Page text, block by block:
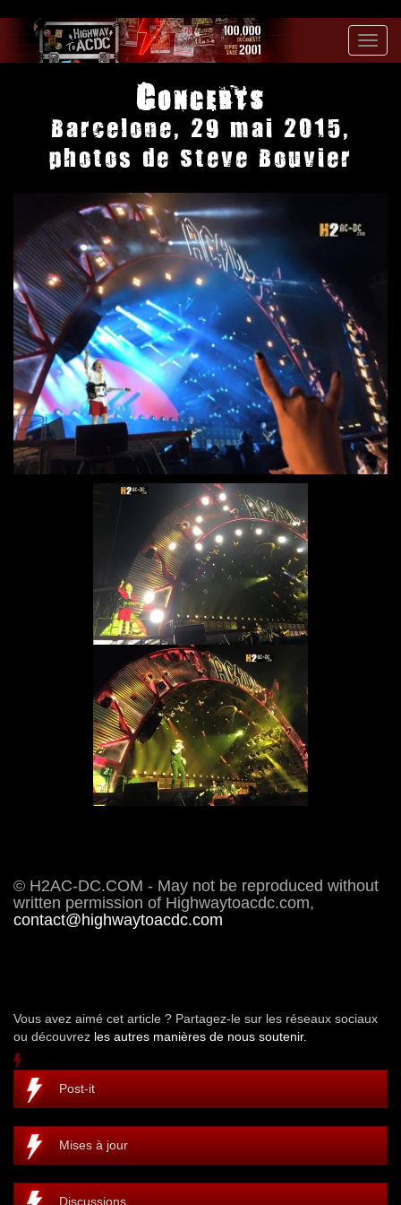
Concerts
Barcelone, 29 mai 2015,
photos de Steve Bouvier
© H2AC-DC.COM - May not be reproduced without
written permission of Highwaytoacdc.com,
contact@highwaytoacdc.com
Vous avez aimé cet article ? Partagez-le sur les réseaux sociaux
ou découvrez les autres manières de nous soutenir.
Post-it
Mises à jour
Discussions